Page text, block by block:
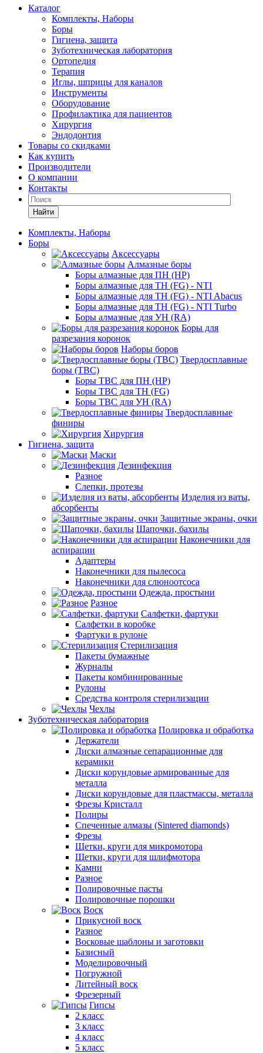
Каталог
Комплекты, Наборы
Боры
Гигиена, защита
Зуботехническая лаборатория
Ортопедия
Терапия
Иглы, шприцы для каналов
Инструменты
Оборудование
Профилактика для пациентов
Хирургия
Эндодонтия
Товары со скидками
Как купить
Производители
О компании
Контакты
Найти
Комплекты, Наборы
Боры
Аксессуары
Алмазные боры
Боры алмазные для ПН (HP)
Боры алмазные для ТН (FG) - NTI
Боры алмазные для ТН (FG) - NTI Abacus
Боры алмазные для ТН (FG) - NTI Turbo
Боры алмазные для УН (RA)
Боры для
разрезания коронок
Наборы боров
Твердосплавные
боры (ТВС)
Боры ТВС для ПН (HP)
Боры ТВС для ТН (FG)
Боры ТВС для УН (RA)
Твердосплавные
финиры
Хирургия
Гигиена, защита
Маски
Дезинфекция
Разное
Слепки, протезы
Изделия из ваты,
абсорбенты
Защитные экраны, очки
Шапочки, бахилы
Наконечники для
аспирации
Адаптеры
Наконечники для пылесоса
Наконечники для слюноотсоса
Одежда, простыни
Разное
Салфетки, фартуки
Салфетки в коробке
Фартуки в рулоне
Стерилизация
Пакеты бумажные
Журналы
Пакеты комбинированные
Рулоны
Средства контроля стерилизации
Чехлы
Зуботехническая лаборатория
Полировка и обработка
Держатели
Диски алмазные сепарационные для
керамики
Диски корундовые армированные для
металла
Диски корундовые для пластмассы, металла
Фрезы Кристалл
Полиры
Спеченные алмазы (Sintered diamonds)
Фрезы
Щетки, круги для микромотора
Щетки, круги для шлифмотора
Камни
Разное
Полировочные пасты
Полировочные порошки
Воск
Прикусной воск
Разное
Восковые шаблоны и заготовки
Базисный
Моделировочный
Погружной
Литейный воск
Фрезерный
Гипсы
2 класс
3 класс
4 класс
5 класс